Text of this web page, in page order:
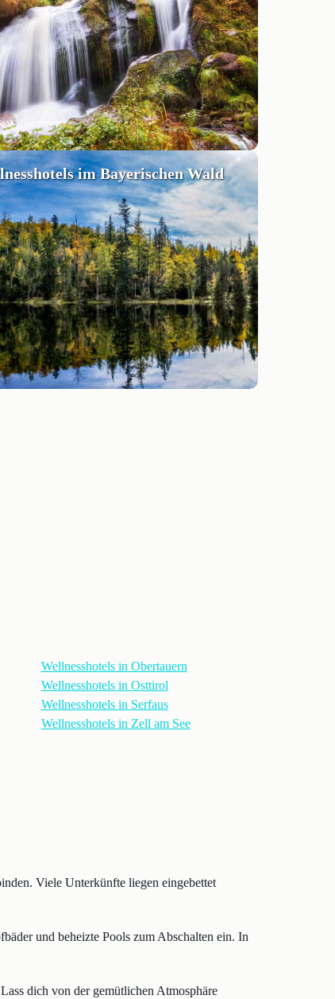
im Bayerischen Wald
Wellnesshotels in Obertauern
Wellnesshotels in Osttirol
Wellnesshotels in Serfaus
Wellnesshotels in Zell am See
Viele Unterkünfte liegen eingebettet
und beheizte Pools zum Abschalten ein. In
dich von der gemütlichen Atmosphäre